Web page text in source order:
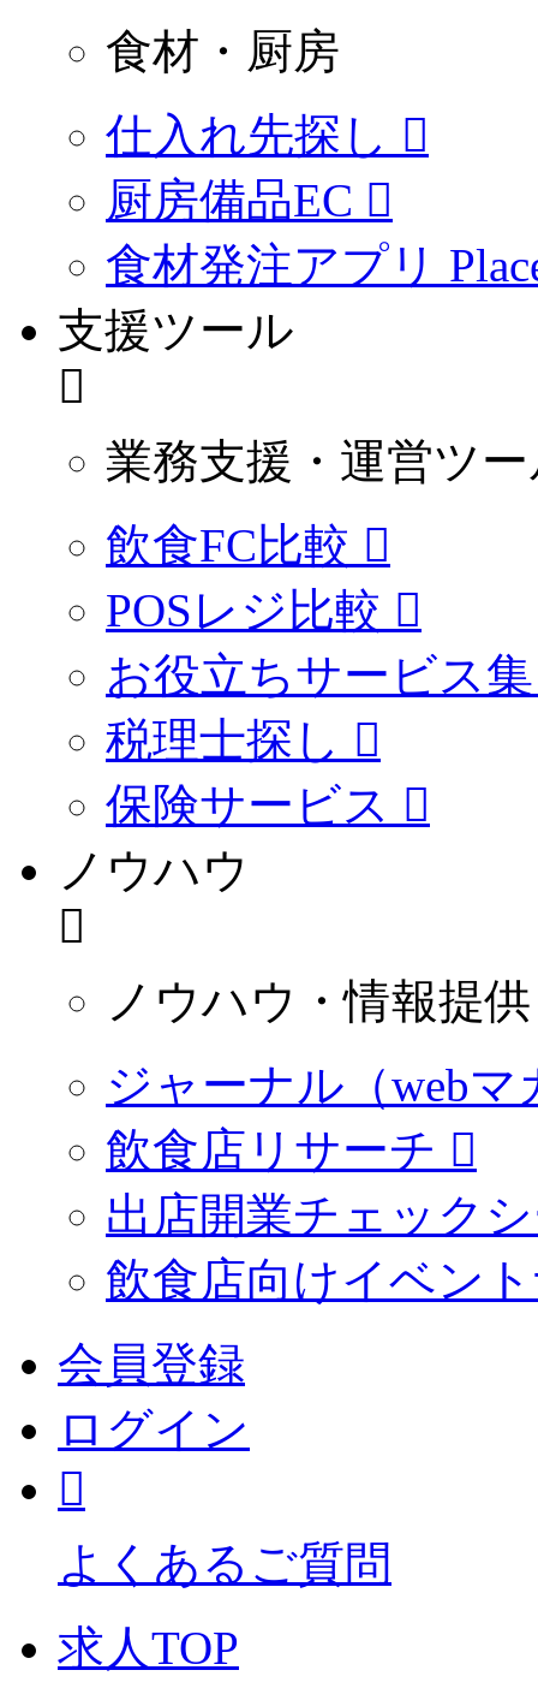
食材・厨房
仕入れ先探し
厨房備品EC
食材発注アプリ
支援ツール
業務支援・運営ツ
飲食FC比較
POSレジ比較
お役立ちサービス集
税理士探し
保険サービス
ノウハウ
ノウハウ・情報提供
ジャーナル（webマ
飲食店リサーチ
出店開業チェック
飲食店向けイベン
会員登録
ログイン
よくあるご質問
求人TOP